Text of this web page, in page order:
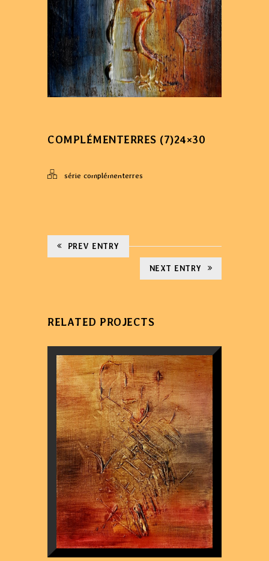
COMPLÉMENTERRES (7)24×30
série complémenterres
PREV ENTRY
NEXT ENTRY
RELATED PROJECTS